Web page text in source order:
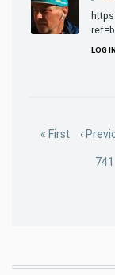
LOG IN
First
« First ‹
Page
741